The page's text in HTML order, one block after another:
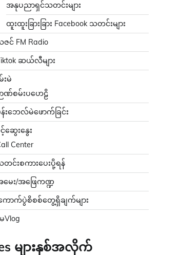
အနုပညာရှင်သတင်းများ
ထူးထူးခြားခြား Facebook သတင်းများ
င် FM Radio
ဆယ်လီများ
မဲ
ာဏ်စမ်းပဟေဠိ
းဘေလ်မဲဖောက်ခြင်း
ဆွေးနွေး
Center
င်းစကားပေးပို့ရန်
ေး/အဖြေကဏ္ဍ
ောက်ပွဲစိစစ်တွေ့ရှိချက်များ
Vlog
များနှစ်အလိုက်